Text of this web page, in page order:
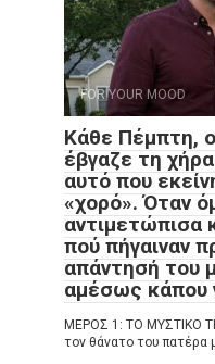
FOR YOUR MOOD
Κάθε Πέμπτη,
έβγαζε τη
αυτό που
«χορό». Όταν
αντιμετώπισα
πού πήγαιναν
απάντησή του
αμέσως κάπου
ΜΕΡΟΣ 1: ΤΟ ΜΥΣΤΙΚΟ
τον θάνατο του πατέρα